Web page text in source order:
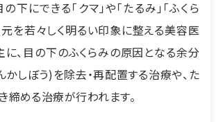
下にできる「クマ」や「たるみ」「ふくら
元を若々しく明るい印象に整える美容医
に、目の下のふくらみの原因となる余分
しぼう)を除去・再配置する治療や、た
締める治療が行われます。